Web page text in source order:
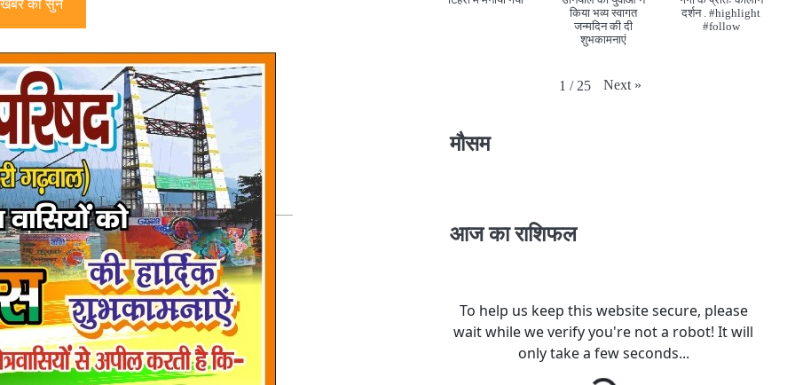
को सुने
किया भव्य स्वागत
जन्मदिन की दी
शुभकामनाएं
दर्शन . #highlight
#follow
1 / 25 Next »
मौसम
आज का राशिफल